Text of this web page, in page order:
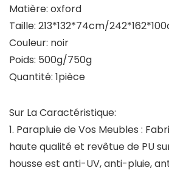
Matière: oxford
Taille: 213*132*74cm/
Couleur: noir
Poids: 500g/750g
Quantité: 1pièce
Sur La Caractéristique:
1. Parapluie de Vos Meubles :
haute qualité et revêtue de PU
housse est anti-UV, anti-pluie,